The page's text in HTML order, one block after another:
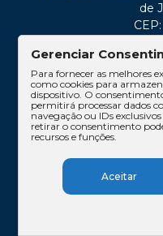
de
Gerenciar
Para fornecer as melhores
como cookies para
dispositivo. O
permitirá processar dados
navegação ou IDs
retirar o consentimento
recursos e funções.
Aceitar